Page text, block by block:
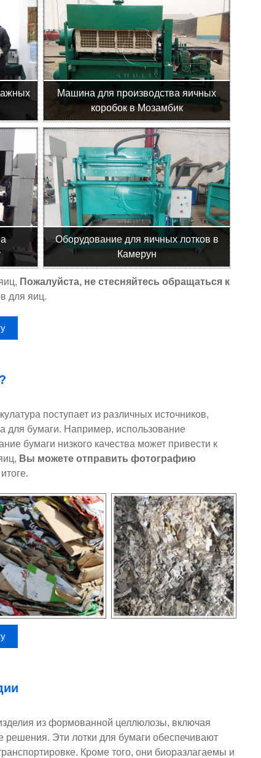
Машина для производства яичных
коробок в Мозамбик
Оборудование для яичных лотков в
Камерун
Пожалуйста, не стесняйтесь обращаться к
для яиц.
поступает из различных источников,
для бумаги. Например, использование
бумаги низкого качества может привести к
Вы можете отправить фотографию
из формованной целлюлозы, включая
решения. Эти лотки для бумаги обеспечивают
Кроме того, они биоразлагаемы и